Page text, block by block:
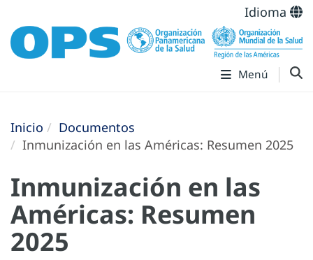
Idioma
Menú
Inicio
Documentos
Inmunización en las Américas: Resumen 2025
Inmunización en las
Américas: Resumen
2025